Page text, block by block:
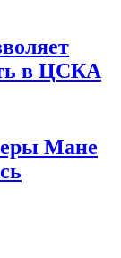
в ЦСКА
Мане